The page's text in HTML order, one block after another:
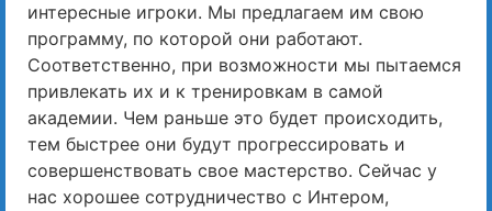
интересные игроки. Мы предлагаем им свою
программу, по которой они работают.
Соответственно, при возможности мы пытаемся
привлекать их и к тренировкам в самой
академии. Чем раньше это будет происходить,
тем быстрее они будут прогрессировать и
совершенствовать свое мастерство. Сейчас у
нас хорошее сотрудничество с Интером,